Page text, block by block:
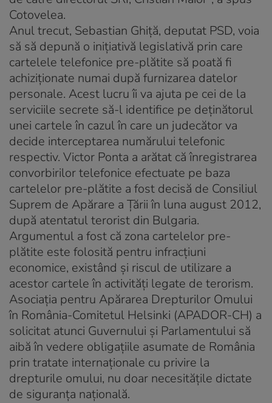
Cotovelea.
Anul trecut, Sebastian Ghiţă, deputat PSD, voia
să să depună o iniţiativă legislativă prin care
cartelele telefonice pre-plătite să poată fi
achiziţionate numai după furnizarea datelor
personale. Acest lucru îi va ajuta pe cei de la
serviciile secrete să-l identifice pe deţinătorul
unei cartele în cazul în care un judecător va
decide interceptarea numărului telefonic
respectiv. Victor Ponta a arătat că înregistrarea
convorbirilor telefonice efectuate pe baza
cartelelor pre-plătite a fost decisă de Consiliul
Suprem de Apărare a Ţării în luna august 2012,
după atentatul terorist din Bulgaria.
Argumentul a fost că zona cartelelor pre-
plătite este folosită pentru infracţiuni
economice, existând şi riscul de utilizare a
acestor cartele în activităţi legate de terorism.
Asociația pentru Apărarea Drepturilor Omului
în România-Comitetul Helsinki (APADOR-CH) a
solicitat atunci Guvernului şi Parlamentului să
aibă în vedere obligaţiile asumate de România
prin tratate internaţionale cu privire la
drepturile omului, nu doar necesităţile dictate
de siguranţa naţională.